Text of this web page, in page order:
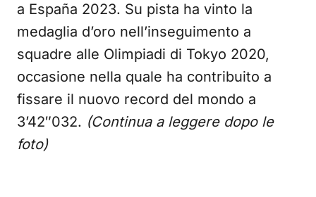
a España 2023. Su pista ha vinto la
medaglia d’oro nell’inseguimento a
squadre alle Olimpiadi di Tokyo 2020,
occasione nella quale ha contribuito a
fissare il nuovo record del mondo a
3’42″032. (Continua a leggere dopo le
foto)